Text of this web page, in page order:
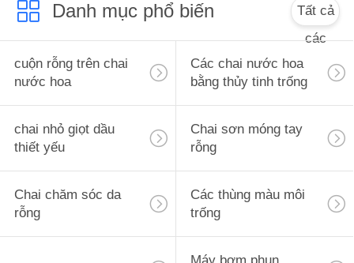
BÁO
GIÁ
SƠ
ĐỒ
TRANG
PRIVACY
Danh mục phổ biến
Tất cả
các
cuộn rỗng trên chai
nước hoa
Các chai nước hoa
bằng thủy tinh trống
chai nhỏ giọt dầu
thiết yếu
Chai sơn móng tay
rỗng
Chai chăm sóc da
rỗng
Các thùng màu môi
trống